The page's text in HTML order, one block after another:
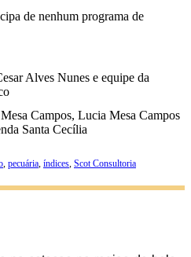
de nenhum programa de
Alves Nunes e equipe da
Campos, Lucia Mesa Campos
Santa Cecília
, pecuária, índices, Scot Consultoria